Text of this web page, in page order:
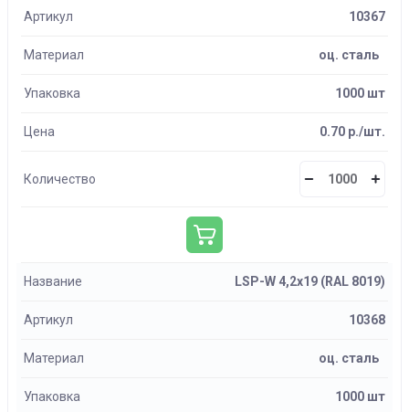
Артикул 10367
Материал оц. сталь
Упаковка 1000 шт
Цена 0.70 р./шт.
Количество
Название LSP-W 4,2х19 (RAL 8019)
Артикул 10368
Материал оц. сталь
Упаковка 1000 шт